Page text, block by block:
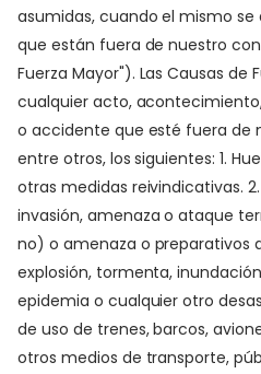
asumidas, cuando el mismo
que están fuera de nuestro
Fuerza Mayor"). Las Causas de
cualquier acto,
o accidente que esté fuera de
entre otros, los siguientes: 1.
otras medidas reivindicativas.
invasión, amenaza o ataque
no) o amenaza o preparativos
explosión, tormenta,
epidemia o cualquier otro
de uso de trenes, barcos,
otros medios de transporte,